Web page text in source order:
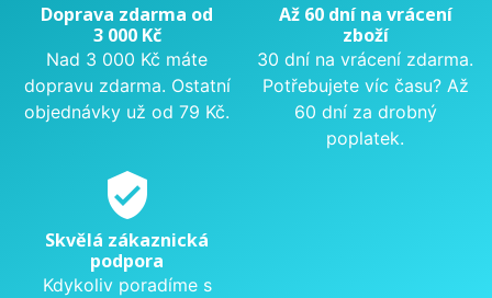
Doprava zdarma od
3 000 Kč
Nad 3 000 Kč máte
dopravu zdarma. Ostatní
objednávky už od 79 Kč.
Až 60 dní na vrácení
zboží
30 dní na vrácení zdarma.
Potřebujete víc času? Až
60 dní za drobný
poplatek.
verified_user
Skvělá zákaznická
podpora
Kdykoliv poradíme s